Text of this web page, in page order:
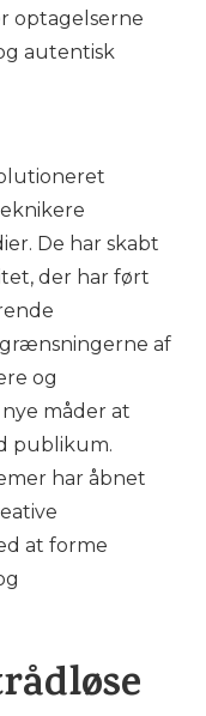
optagelserne
autentisk
De har skabt
der har ført
af
og
måder at
publikum.
har åbnet
at forme